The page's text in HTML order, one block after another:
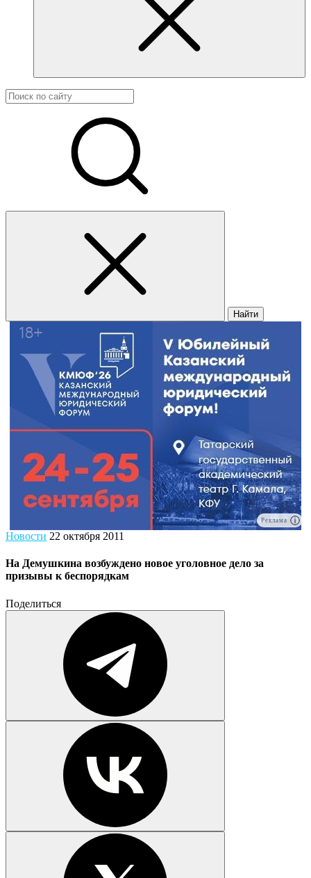
Найти
Реклама
Новости 22 октября 2011
На Демушкина возбуждено новое уголовное дело за
призывы к беспорядкам
Поделиться